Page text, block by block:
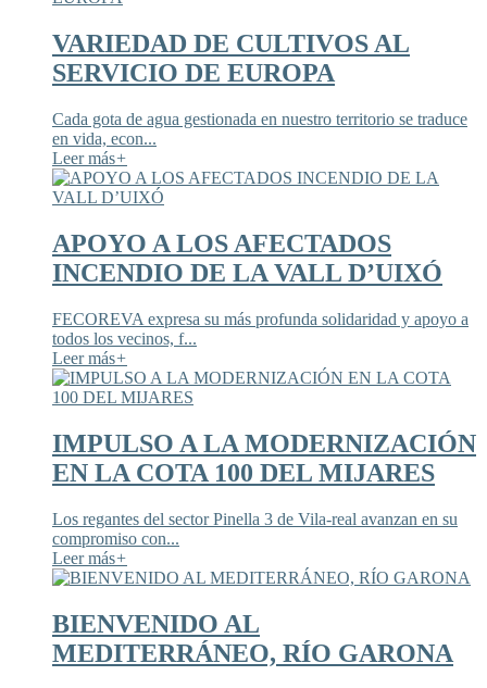
VARIEDAD DE CULTIVOS AL
SERVICIO DE EUROPA
Cada gota de agua gestionada en nuestro territorio se traduce
en vida, econ...
Leer más+
APOYO A LOS AFECTADOS
INCENDIO DE LA VALL D’UIXÓ
FECOREVA expresa su más profunda solidaridad y apoyo a
todos los vecinos, f...
Leer más+
IMPULSO A LA MODERNIZACIÓN
EN LA COTA 100 DEL MIJARES
Los regantes del sector Pinella 3 de Vila-real avanzan en su
compromiso con...
Leer más+
BIENVENIDO AL
MEDITERRÁNEO, RÍO GARONA